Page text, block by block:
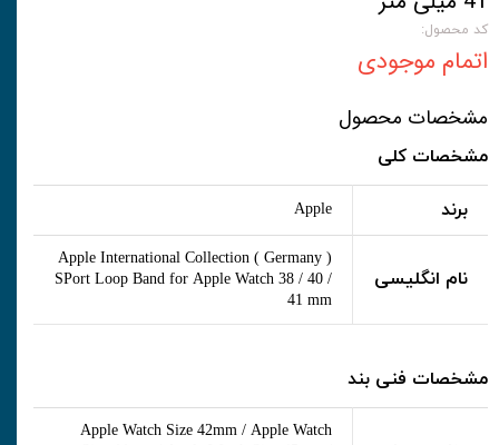
کد محصول:
اتمام موجودی
مشخصات محصول
مشخصات کلی
برند Apple
نام انگلیسی
Apple International Collection ( Germany )
SPort Loop Band for Apple Watch 38 / 40 /
41 mm
مشخصات فنی بند
Apple Watch Size 42mm / Apple Watch